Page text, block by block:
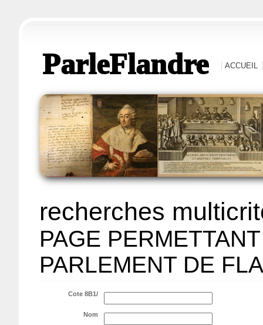
ParleFlandre ACCUEIL
recherches
PAGE
PARLEMENT DE
Cote 8B1/
Nom